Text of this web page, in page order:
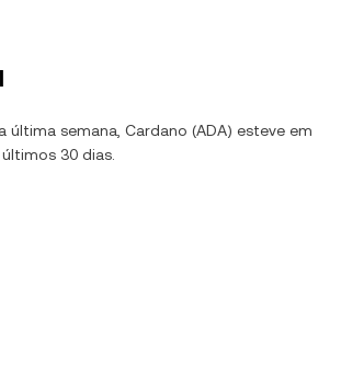
última semana, Cardano (ADA) esteve em
30 dias.